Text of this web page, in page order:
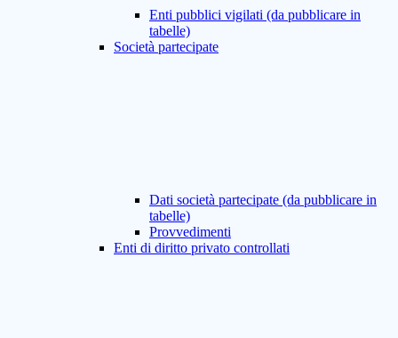
Enti pubblici vigilati (da pubblicare in
tabelle)
Società partecipate
Dati società partecipate (da pubblicare in
tabelle)
Provvedimenti
Enti di diritto privato controllati